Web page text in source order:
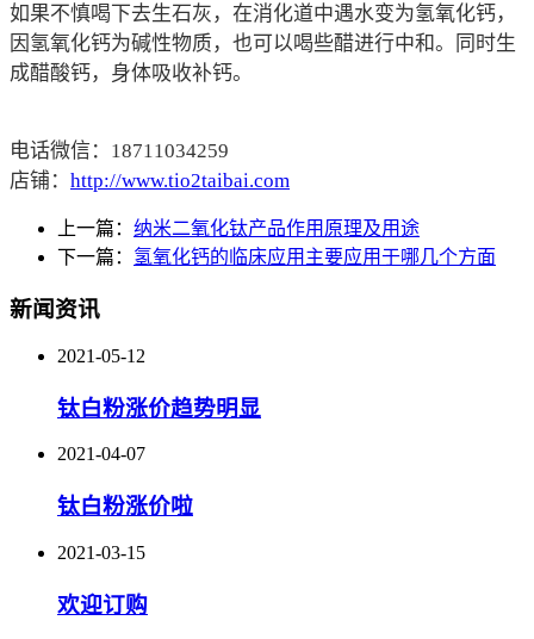
如果不慎喝下去生石灰，在消化道中遇水变为氢氧化钙，
因氢氧化钙为碱性物质，也可以喝些醋进行中和。同时生
成醋酸钙，身体吸收补钙。
电话微信：18711034259
店铺： http://www.tio2taibai.com
上一篇： 纳米二氧化钛产品作用原理及用途
下一篇： 氢氧化钙的临床应用主要应用于哪几个方面
新闻资讯
2021-05-12
钛白粉涨价趋势明显
2021-04-07
钛白粉涨价啦
2021-03-15
欢迎订购